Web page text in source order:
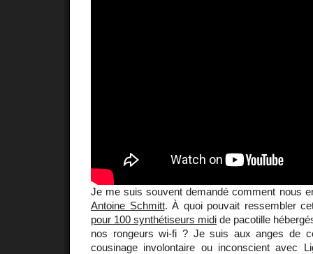
Je me suis souvent demandé comment nous
Antoine Schmitt. À quoi pouvait ressembler
pour 100 synthétiseurs midi de pacotille
nos rongeurs wi-fi ? Je suis aux anges de
cousinage involontaire ou inconscient avec